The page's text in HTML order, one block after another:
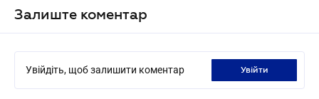
Залиште коментар
Увійдіть, щоб залишити коментар увійти